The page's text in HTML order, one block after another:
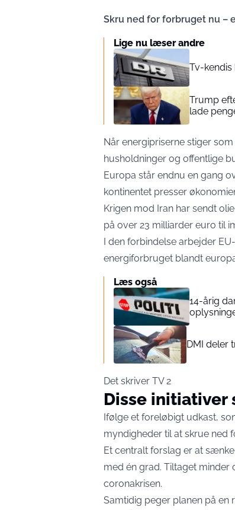
Skru ned for forbruget nu –
Lige nu læser andre
Tv-kendis
Trump
lade
Når energipriserne stiger
husholdninger og offentlige
Europa står endnu en gang
kontinentet presser
Krigen mod Iran har sendt
på over 23 milliarder euro til
I den forbindelse arbejder
energiforbruget blandt
Læs også
14-årig
DMI deler
Det skriver TV 2
Disse initiativer
Ifølge et foreløbigt udkast,
myndigheder til at skrue ned
Et centralt forslag er at
med én grad. Tiltaget
coronakrisen.
Samtidig peger planen på